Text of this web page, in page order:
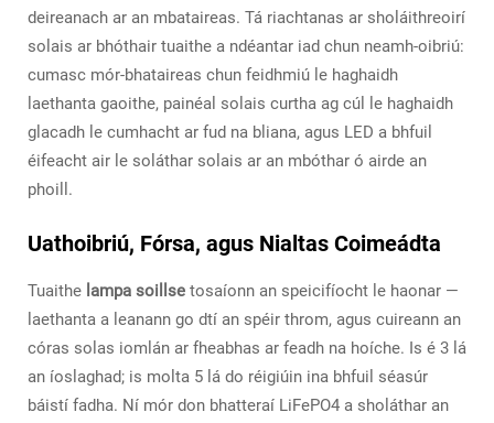
deireanach ar an mbataireas. Tá riachtanas ar sholáithreoirí
solais ar bhóthair tuaithe a ndéantar iad chun neamh-oibriú:
cumasc mór-bhataireas chun feidhmiú le haghaidh
laethanta gaoithe, painéal solais curtha ag cúl le haghaidh
glacadh le cumhacht ar fud na bliana, agus LED a bhfuil
éifeacht air le soláthar solais ar an mbóthar ó airde an
phoill.
Uathoibriú, Fórsa, agus Nialtas Coimeádta
Tuaithe lampa soillse tosaíonn an speicifíocht le haonar —
laethanta a leanann go dtí an spéir throm, agus cuireann an
córas solas iomlán ar fheabhas ar feadh na hoíche. Is é 3 lá
an íoslaghad; is molta 5 lá do réigiúin ina bhfuil séasúr
báistí fadha. Ní mór don bhatteraí LiFePO4 a sholáthar an